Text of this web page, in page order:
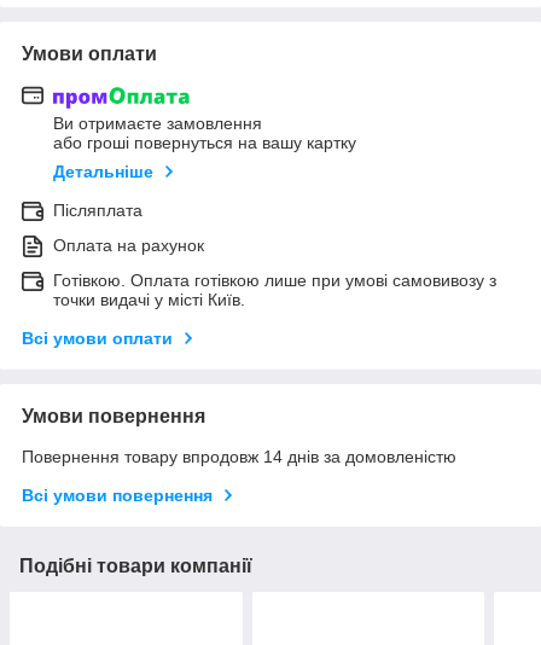
Умови оплати
Ви отримаєте замовлення
або гроші повернуться на вашу картку
Детальніше
Післяплата
Оплата на рахунок
Готівкою. Оплата готівкою лише при умові самовивозу з
точки видачі у місті Київ.
Всі умови оплати
Умови повернення
Повернення товару впродовж 14 днів за домовленістю
Всі умови повернення
Подібні товари компанії